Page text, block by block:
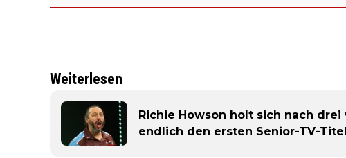
Weiterlesen
Richie Howson holt sich nach
endlich den ersten Senior-TV-Titel